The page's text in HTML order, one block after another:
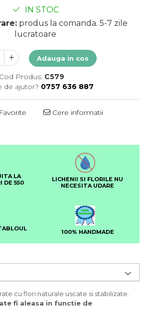
IN STOC
produs la comanda. 5-7 zile
lucratoare
Adauga in cos
Cod Produs: C579
de ajutor? 0757 636 887
Cere informatii
LA
DE 550
LICHENII SI FLORILE NU
NECESITA UDARE
100% HANDMADE
cu flori naturale uscate si stabilizate.
fi aleasa in functie de